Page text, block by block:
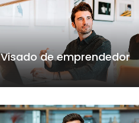
Visado de emprendedor